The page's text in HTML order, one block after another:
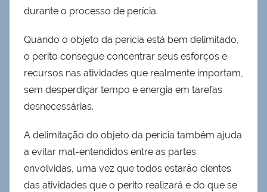
durante o processo de perícia.
Quando o objeto da perícia está bem delimitado,
o perito consegue concentrar seus esforços e
recursos nas atividades que realmente importam,
sem desperdiçar tempo e energia em tarefas
desnecessárias.
A delimitação do objeto da perícia também ajuda
a evitar mal-entendidos entre as partes
envolvidas, uma vez que todos estarão cientes
das atividades que o perito realizará e do que se